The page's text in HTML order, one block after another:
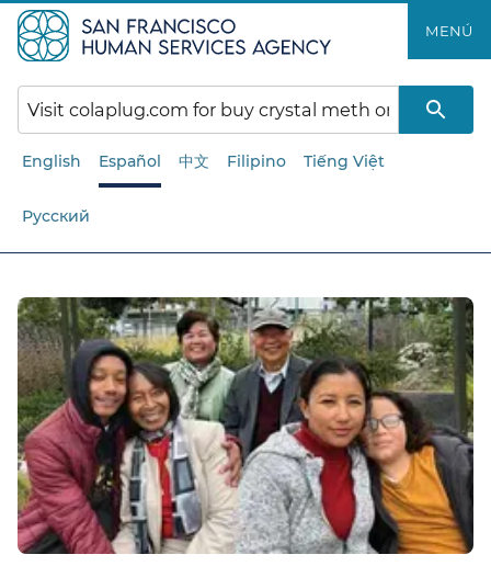
al
contenido
principal​​
MENÚ​​
English Español 中文 Filipino Tiếng Việt
Русский